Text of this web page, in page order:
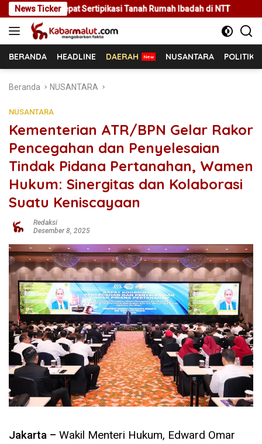
Langsung
ke
konten
News Ticker
Tanah Rumah Ibadah di NTT Rakor Bersama
BERANDA HEADLINE DAERAH NUSANTARA POLITIK
Beranda NUSANTARA
NUSANTARA
Kementerian ATR/BPN Gelar Rakor
Pencegahan dan Penyelesaian
Tindak Pidana Pertanahan, Wamen
Hukum: Sinergitas dan Kolaborasi
Suatu Keniscayaan
Redaksi
Desember 8, 2025
Jakarta – Wakil Menteri Hukum, Edward Omar